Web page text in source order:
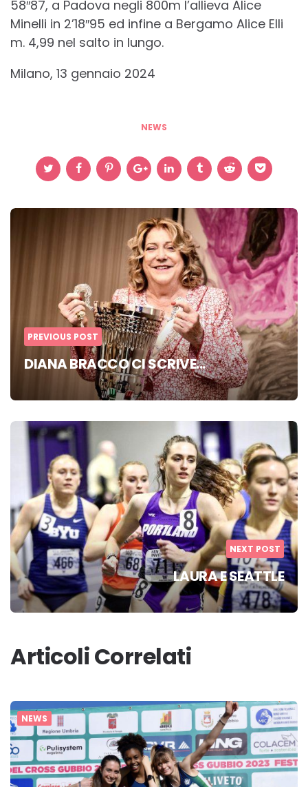
58″87, a Padova negli 800m l’allieva Alice
Minelli in 2’18″95 ed infine a Bergamo Alice Elli
m. 4,99 nel salto in lungo.
Milano, 13 gennaio 2024
NEWS
Post
navigation
PREVIOUS POST
DIANA BRACCO CI SCRIVE...
NEXT POST
LAURA E SEATTLE
Articoli Correlati
NEWS